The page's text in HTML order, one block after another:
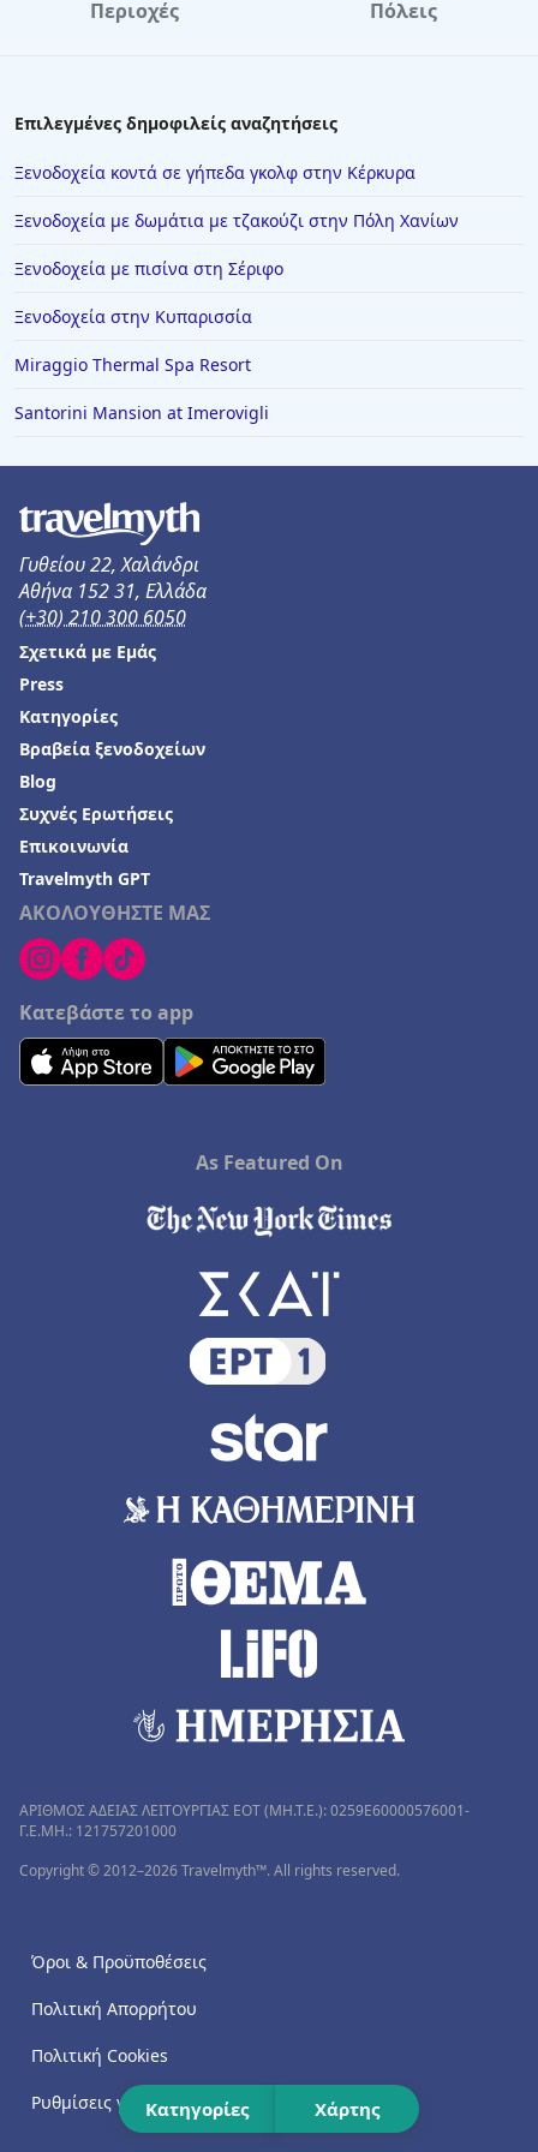
Ξενοδοχεία στη Λαμία
Ξενοδοχεία στην Κωνσταντινούπολη
Ξενοδοχεία στη Σαλαμίνα
Ξενοδοχεία στο Βραχάτι
Ξενοδοχεία στα Τριζόνια
Ξενοδοχεία στη Νικιάνα
Ξενοδοχεία στο Παλιούρι
Ξενοδοχεία στην Καστροσυκιά
Ξενοδοχεία σε Αρτέμιδα (Λούτσα)
Ξενοδοχεία στην Κύπρο
Ξενοδοχεία στην Αμφιλοχία
Ξενοδοχεία στη Λεμεσό
Ξενοδοχεία στη Νέα Αγχίαλο
Ξενοδοχεία στο Λεωνίδιο
Ξενοδοχεία σε Πουκέτ
Ξενοδοχεία στην Τήλο
Ξενοδοχεία στο Φίτζι
Κατηγορίες Χάρτης
Περιοχές Πόλεις
Επιλεγμένες δημοφιλείς αναζητήσεις
Ξενοδοχεία κοντά σε γήπεδα γκολφ στην Κέρκυρα
Ξενοδοχεία με δωμάτια με τζακούζι στην Πόλη Χανίων
Ξενοδοχεία με πισίνα στη Σέριφο
Ξενοδοχεία στην Κυπαρισσία
Miraggio Thermal Spa Resort
Santorini Mansion at Imerovigli
Γυθείου 22, Χαλάνδρι
Αθήνα 152 31, Ελλάδα
(+30) 210 300 6050
ΑΚΟΛΟΥΘΗΣΤΕ ΜΑΣ
Κατεβάστε το app
Σχετικά με Εμάς
Press
Κατηγορίες
Βραβεία ξενοδοχείων
Blog
Συχνές Ερωτήσεις
Επικοινωνία
Travelmyth GPT
As Featured On
ΑΡΙΘΜΟΣ ΑΔΕΙΑΣ ΛΕΙΤΟΥΡΓΙΑΣ ΕΟΤ (MH.T.E.): 0259Ε60000576001-
Γ.Ε.ΜΗ.: 121757201000
Copyright © 2012–2026 Travelmyth™. All rights reserved.
Όροι & Προϋποθέσεις
Πολιτική Απορρήτου
Πολιτική Cookies
Ρυθμίσεις για τα cookies